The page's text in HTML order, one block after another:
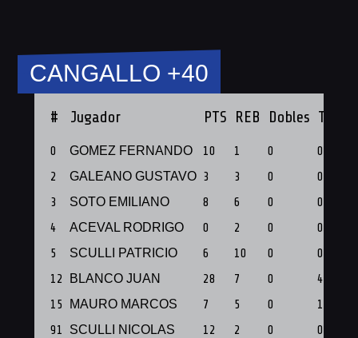
CANGALLO +40
# Jugador PTS REB Dobles
0 GOMEZ FERNANDO 10 1 0
0
2
GALEANO GUSTAVO 3 3 0
0
3
SOTO EMILIANO 8 6 0
0
4
ACEVAL RODRIGO 0 2 0
0
5
SCULLI PATRICIO 6 10 0
0
12
BLANCO JUAN 28 7 0
4
15
MAURO MARCOS 7 5 0
1
91
SCULLI NICOLAS 12 2 0 0